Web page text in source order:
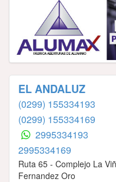
EL ANDALUZ
(0299) 155334193
(0299) 155334169
2995334193
2995334169
Ruta 65 - Complejo La
Fernandez Oro